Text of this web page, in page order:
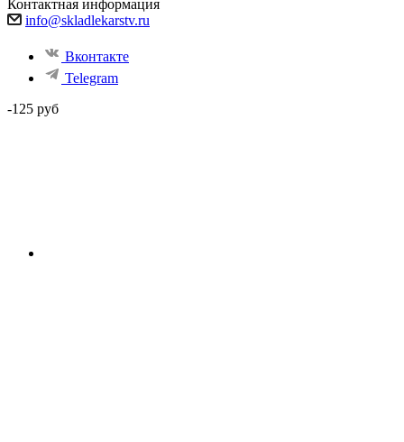
Контактная информация
info@skladlekarstv.ru
Вконтакте
Telegram
-125 руб